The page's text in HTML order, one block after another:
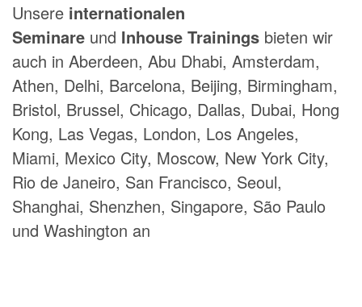
Unsere internationalen
Seminare und Inhouse Trainings bieten wir
auch in Aberdeen, Abu Dhabi, Amsterdam,
Athen, Delhi, Barcelona, Beijing, Birmingham,
Bristol, Brussel, Chicago, Dallas, Dubai, Hong
Kong, Las Vegas, London, Los Angeles,
Miami, Mexico City, Moscow, New York City,
Rio de Janeiro, San Francisco, Seoul,
Shanghai, Shenzhen, Singapore, São Paulo
und Washington an